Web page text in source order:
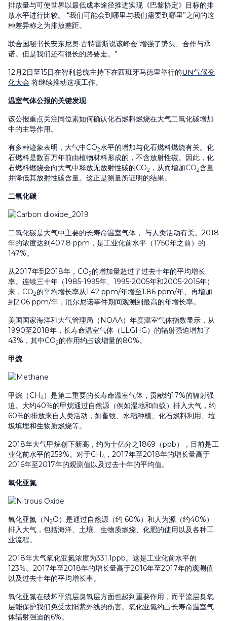
排放量与可使世界以最低成本途径推进实现《巴黎协定》目标的排
放水平进行比较。 “我们可能会到哪里与我们需要到哪里”之间的这
种差异称之为排放差距。
联合国秘书长安东尼奥·古特雷斯说该峰会“增强了势头、合作与承
诺。但是我们还有很长的路要走。”
12月2日至15日在智利总统主持下在西班牙马德里举行的UN气候变
化大会 将继续推动这项工作。
温室气体公报的关键发现
该公报重点关注同位素如何确认化石燃料燃烧在大气二氧化碳增加
中的主导作用。
有多种迹象表明，大气中CO2水平的增加与化石燃料燃烧有关。化
石燃料是数百万年前由植物材料形成的，不含放射性碳。因此，化
石燃料燃烧会向大气中释放无放射性碳的CO2 ，从而增加CO2含量
并降低其放射性碳含量。这正是测量所证明的结果。
二氧化碳
二氧化碳是大气中主要的长寿命温室气体， 与人类活动有关。2018
年的浓度达到407.8 ppm，是工业化前水平（1750年之前）的
147%。
从2017年到2018年，CO2的增加量超过了过去十年的平均增长
率。连续三十年（1985-1995年、1995-2005年和2005-2015年）
来，CO2的平均增长率从1.42 ppm/年增至1.86 ppm/年、再增加
到2.06 ppm/年，厄尔尼诺事件期间观测到最高的年增长率。
美国国家海洋和大气管理局（NOAA）年度温室气体指数显示，从
1990至2018年，长寿命温室气体（LLGHG）的辐射强迫增加了
43%，其中CO2的作用约占该增量的80%。
甲烷
甲烷（CH4）是第二重要的长寿命温室气体，贡献约17%的辐射强
迫。大约40%的甲烷通过自然源（例如湿地和白蚁）排入大气，约
60%的排放来自人类活动，如畜牧、水稻种植、化石燃料利用、垃
圾填埋和生物质燃烧等。
2018年大气甲烷创下新高，约为十亿分之1869（ppb），目前是工
业化前水平的259%。对于CH4 ，2017年至2018年的增长量高于
2016年至2017年的观测值以及过去十年的平均值。
氧化亚氮
氧化亚氮（N2O）是通过自然源（约 60%）和人为源（约40%）
排入大气，包括海洋、土壤、生物质燃烧、化肥的使用以及各种工
业流程。
2018年大气氧化亚氮浓度为331.1ppb。这是工业化前水平的
123%。2017年至2018年的增长量高于2016年至2017年的观测值
以及过去十年的平均增长率。
氧化亚氮在破坏平流层臭氧层方面也起到重要作用，而平流层臭氧
层能保护我们免受太阳紫外线的伤害。氧化亚氮约占长寿命温室气
体辐射强迫的6%。